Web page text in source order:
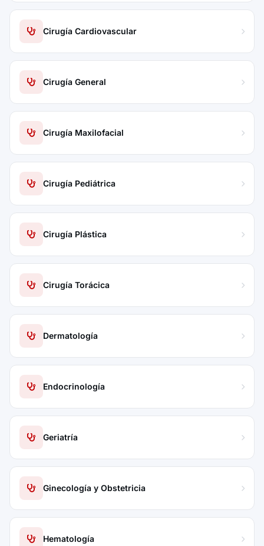
Cirugía Cardiovascular
Cirugía General
Cirugía Maxilofacial
Cirugía Pediátrica
Cirugía Plástica
Cirugía Torácica
Dermatología
Endocrinología
Geriatría
Ginecología y Obstetricia
Hematología